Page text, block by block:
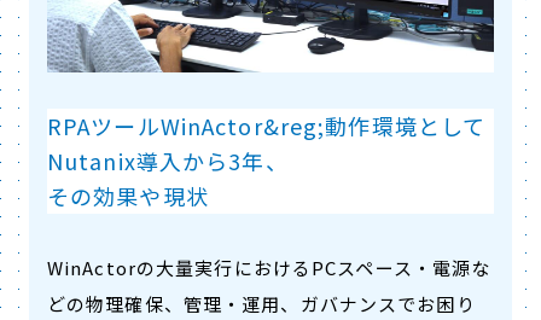
RPAツールWinActor&reg;動作環境として
Nutanix導入から3年、
その効果や現状
WinActorの大量実行におけるPCスペース・電源な
どの物理確保、管理・運用、ガバナンスでお困り